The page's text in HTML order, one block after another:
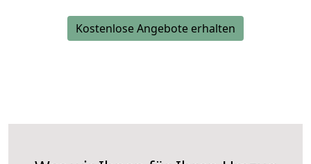
Kostenlose Angebote erhalten